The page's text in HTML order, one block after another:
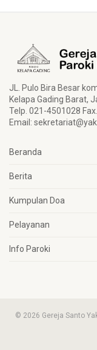
JL. Pulo Bira Besar
Kelapa Gading Barat,
Telp. 021-4501028
Email:
Beranda
Berita
Kumpulan Doa
Pelayanan
Info Paroki
© 2026 Gereja Santo